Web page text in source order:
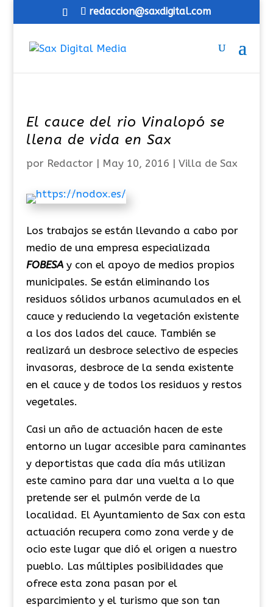
redaccion@saxdigital.com
El cauce del rio Vinalopó se
llena de vida en Sax
por Redactor| May 10, 2016 | Villa de Sax
Los trabajos se están llevando a cabo por
medio de una empresa especializada
FOBESAy con el apoyo de medios propios
municipales. Se están eliminando los
residuos sólidos urbanos acumulados en el
cauce y reduciendo la vegetación existente
a los dos lados del cauce. También se
realizará un desbroce selectivo de especies
invasoras, desbroce de la senda existente
en el cauce y de todos los residuos y restos
vegetales.
Casi un año de actuación hacen de este
entorno un lugar accesible para caminantes
y deportistas que cada día más utilizan
este camino para dar una vuelta a lo que
pretende ser el pulmón verde de la
localidad. El Ayuntamiento de Sax con esta
actuación recupera como zona verde y de
ocio este lugar que dió el origen a nuestro
pueblo. Las múltiples posibilidades que
ofrece esta zona pasan por el
esparcimiento y el turismo que son tan